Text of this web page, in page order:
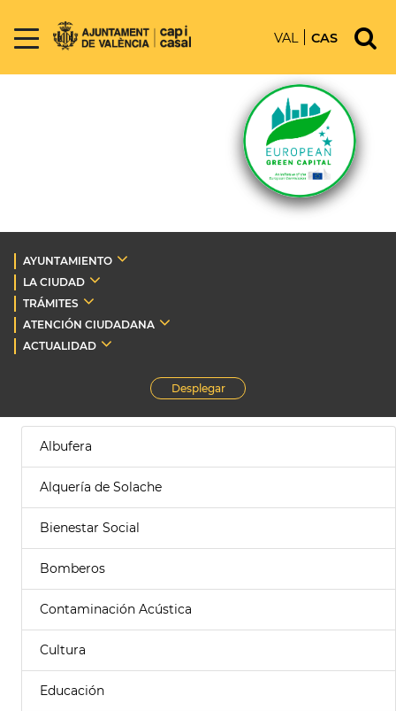
VAL CAS
AYUNTAMIENTO
LA CIUDAD
TRÁMITES
ATENCIÓN CIUDADANA
ACTUALIDAD
Desplegar
Albufera
Alquería de Solache
Bienestar Social
Bomberos
Contaminación Acústica
Cultura
Educación